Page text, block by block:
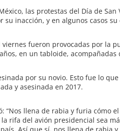
las protestas del Día de
su inacción, y en algunos casos
viernes fueron provocadas por la
en un tabloide, acompañadas
por su novio. Esto fue lo
y asesinada en 2017.
“Nos llena de rabia y furia cómo
rifa del avión presidencial sea